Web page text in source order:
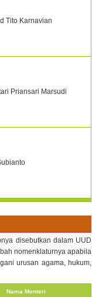
Tito Karnavian
Priansari Marsudi
disebutkan dalam UUD
nomenklaturnya apabila
urusan agama, hukum,
Nama Menteri